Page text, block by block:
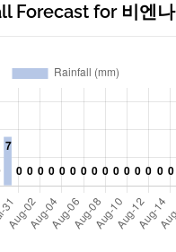
Forecast for 비엔나